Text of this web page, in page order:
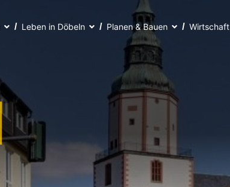
Leben in Döbeln Planen & Bauen Wirtschaft